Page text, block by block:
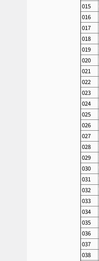
015
016
017
018
019
020
021
022
023
024
025
026
027
028
029
030
031
032
033
034
035
036
037
038